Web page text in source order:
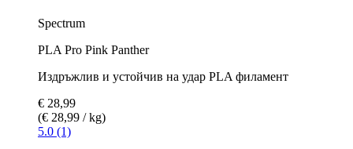
Spectrum
PLA Pro Pink Panther
Издръжлив и устойчив на удар PLA филамент
€ 28,99
(€ 28,99 / kg)
5.0 (1)